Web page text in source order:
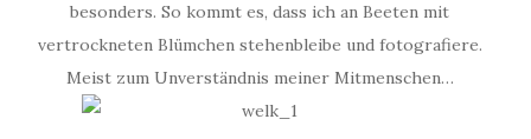
besonders. So kommt es, dass ich an Beeten mit
vertrockneten Blümchen stehenbleibe und fotografiere.
Meist zum Unverständnis meiner Mitmenschen…